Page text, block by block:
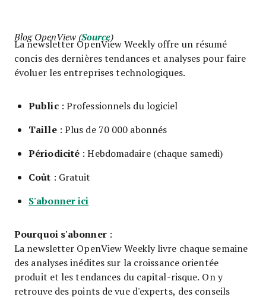
Blog OpenView (Source)
La newsletter OpenView Weekly offre un résumé
concis des dernières tendances et analyses pour faire
évoluer les entreprises technologiques.
Public: Professionnels du logiciel
Taille: Plus de 70 000 abonnés
Périodicité : Hebdomadaire (chaque samedi)
Coût : Gratuit
S'abonner ici
Pourquoi s'abonner:
La newsletter OpenView Weekly livre chaque semaine
des analyses inédites sur la croissance orientée
produit et les tendances du capital-risque. On y
retrouve des points de vue d'experts, des conseils